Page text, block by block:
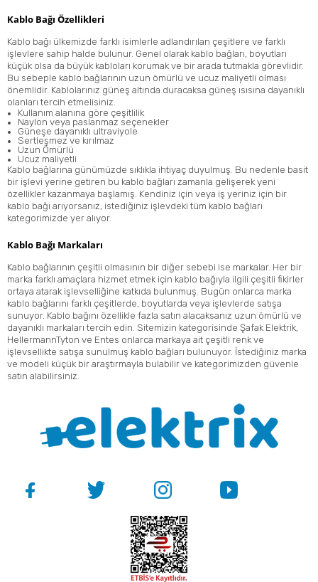
Kablo Bağı Özellikleri
Kablo bağı ülkemizde farklı isimlerle adlandırılan çeşitlere ve farklı
işlevlere sahip halde bulunur. Genel olarak kablo bağları, boyutları
küçük olsa da büyük kabloları korumak ve bir arada tutmakla görevlidir.
Bu sebeple kablo bağlarının uzun ömürlü ve ucuz maliyetli olması
önemlidir. Kablolarınız güneş altında duracaksa güneş ısısına dayanıklı
olanları tercih etmelisiniz.
Kullanım alanına göre çeşitlilik
Naylon veya paslanmaz seçenekler
Güneşe dayanıklı ultraviyole
Sertleşmez ve kırılmaz
Uzun Ömürlü
Ucuz maliyetli
Kablo bağlarına günümüzde sıklıkla ihtiyaç duyulmuş. Bu nedenle basit
bir işlevi yerine getiren bu kablo bağları zamanla gelişerek yeni
özellikler kazanmaya başlamış. Kendiniz için veya iş yeriniz için bir
kablo bağı arıyorsanız, istediğiniz işlevdeki tüm kablo bağları
kategorimizde yer alıyor.
Kablo Bağı Markaları
Kablo bağlarının çeşitli olmasının bir diğer sebebi ise markalar. Her bir
marka farklı amaçlara hizmet etmek için kablo bağıyla ilgili çeşitli fikirler
ortaya atarak işlevselliğine katkıda bulunmuş. Bugün onlarca marka
kablo bağlarını farklı çeşitlerde, boyutlarda veya işlevlerde satışa
sunuyor. Kablo bağını özellikle fazla satın alacaksanız uzun ömürlü ve
dayanıklı markaları tercih edin. Sitemizin kategorisinde Şafak Elektrik
HellermannTyton ve Entes onlarca markaya ait çeşitli renk ve
işlevsellikte satışa sunulmuş kablo bağları bulunuyor. İstediğiniz marka
ve modeli küçük bir araştırmayla bulabilir ve kategorimizden güvenle
satın alabilirsiniz.